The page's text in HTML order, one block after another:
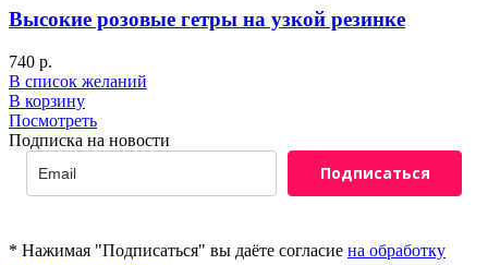
Высокие розовые гетры на узкой резинке
740 р.
В список желаний
В корзину
Посмотреть
Подписка на новости
Подписаться
* Нажимая "Подписаться" вы даёте согласие на обработку